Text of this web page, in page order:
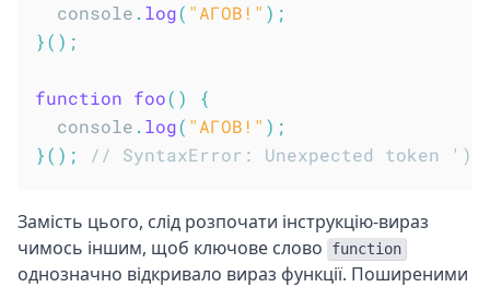
  console
. log( "АГОВ!" ) ;
}( ) ;
function foo( )
{
  console
. log( "АГОВ!" ) ;
}( ) ; // SyntaxError: Unexpected token ')'
Замість цього, слід розпочати інструкцію-вираз
чимось іншим, щоб ключове слово
function
однозначно відкривало вираз функції. Поширеними